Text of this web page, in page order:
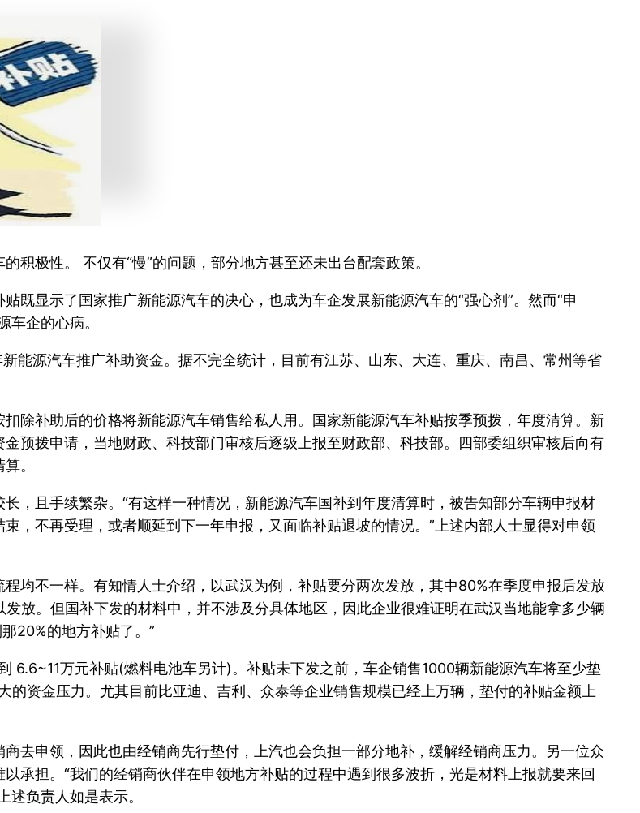
积极性。 不仅有“慢”的问题，部分地方甚至还未出台配套政策。
既显示了国家推广新能源汽车的决心，也成为车企发展新能源汽车的“强心剂”。然而“申
企的心病。
能源汽车推广补助资金。据不完全统计，目前有江苏、山东、大连、重庆、南昌、常州等省
除补助后的价格将新能源汽车销售给私人用。国家新能源汽车补贴按季预拨，年度清算。新
预拨申请，当地财政、科技部门审核后逐级上报至财政部、科技部。四部委组织审核后向有
。
，且手续繁杂。“有这样一种情况，新能源汽车国补到年度清算时，被告知部分车辆申报材
，不再受理，或者顺延到下一年申报，又面临补贴退坡的情况。”上述内部人士显得对申领
均不一样。有知情人士介绍，以武汉为例，补贴要分两次发放，其中80%在季度申报后发放
放。但国补下发的材料中，并不涉及分具体地区，因此企业很难证明在武汉当地能拿多少辆
20%的地方补贴了。”
6.6~11万元补贴(燃料电池车另计)。补贴未下发之前，车企销售1000辆新能源汽车将至少垫
资金压力。尤其目前比亚迪、吉利、众泰等企业销售规模已经上万辆，垫付的补贴金额上
去申领，因此也由经销商先行垫付，上汽也会负担一部分地补，缓解经销商压力。另一位众
承担。“我们的经销商伙伴在申领地方补贴的过程中遇到很多波折，光是材料上报就要来回
负责人如是表示。